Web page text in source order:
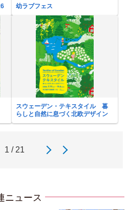
幼ラブフェス
スウェーデン・テキスタイル 暮
らしと自然に息づく北欧デザイン
1 / 21
ニュース